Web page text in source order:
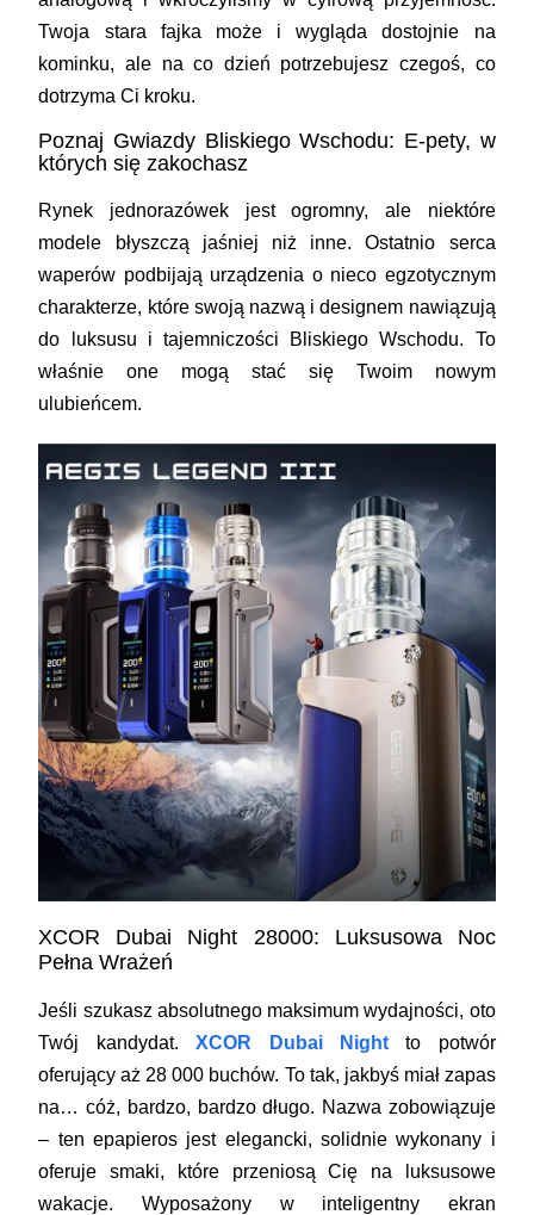
Twoja stara fajkamoże i wygląda dostojnie na
kominku, ale na co dzień potrzebujesz czegoś, co
dotrzyma Ci kroku.
Poznaj Gwiazdy Bliskiego Wschodu: E-pety, w
których się zakochasz
Rynek jednorazówek jest ogromny, ale niektóre
modele błyszczą jaśniej niż inne. Ostatnio serca
waperów podbijają urządzenia o nieco egzotycznym
charakterze, które swoją nazwą i designem nawiązują
do luksusu i tajemniczości Bliskiego Wschodu. To
właśnie one mogą stać się Twoim nowym
ulubieńcem.
XCOR Dubai Night 28000: Luksusowa Noc
Pełna Wrażeń
Jeśli szukasz absolutnego maksimum wydajności, oto
Twój kandydat.XCOR Dubai Nightto potwór
oferujący aż 28 000 buchów. To tak, jakbyś miał zapas
na… cóż, bardzo, bardzo długo. Nazwa zobowiązuje
– tenepapieros jest elegancki, solidnie wykonany i
oferuje smaki, które przeniosą Cię na luksusowe
wakacje. Wyposażony w inteligentny ekran